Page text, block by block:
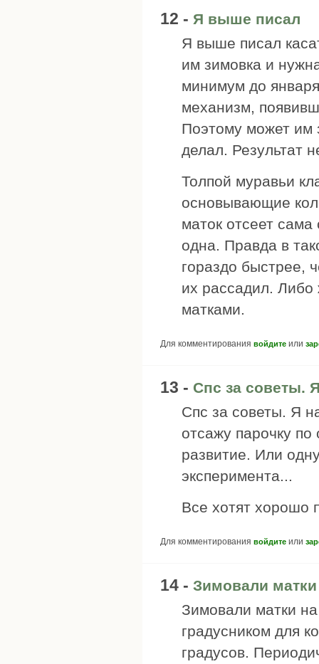
12 - Я выше писал
Я выше писал
им зимовка и
минимум до
механизм,
Поэтому может им
делал. Результат
Толпой муравьи
основывающие
маток отсеет
одна. Правда в
гораздо быстрее,
их рассадил.
матками.
Для комментирования войдите или
13 - Спс за советы.
Спс за советы. Я
отсажу парочку
развитие. Или
эксперимента...
Все хотят хорошо
Для комментирования войдите или
14 - Зимовали матки
Зимовали матки
градусником для
градусов.